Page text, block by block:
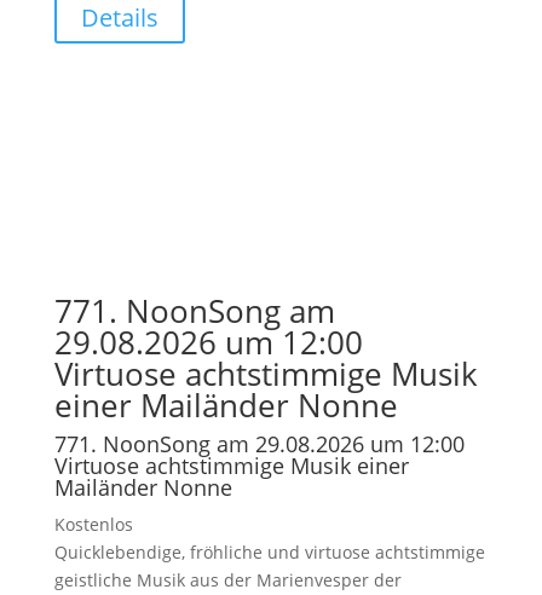
Details
771. NoonSong am
29.08.2026 um 12:00
Virtuose achtstimmige Musik
einer Mailänder Nonne
771. NoonSong am 29.08.2026 um 12:00
Virtuose achtstimmige Musik einer
Mailänder Nonne
Kostenlos
Quicklebendige, fröhliche und virtuose achtstimmige
geistliche Musik aus der Marienvesper der